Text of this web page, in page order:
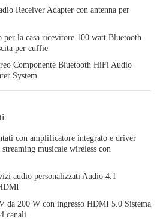
Receiver Adapter con antenna per
la casa ricevitore 100 watt Bluetooth
per cuffie
Componente Bluetooth HiFi Audio
System
con amplificatore integrato e driver
musicale wireless con
audio personalizzati Audio 4.1
da 200 W con ingresso HDMI 5.0 Sistema
canali